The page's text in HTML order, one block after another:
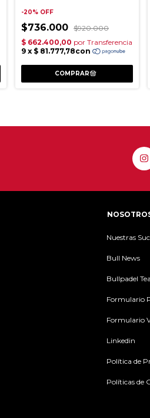
-20% OFF
$736.000 $920.000
Nuestras
Bull News
Bullpadel
Formulario
Formulario
Linkedin
Política de
Políticas de